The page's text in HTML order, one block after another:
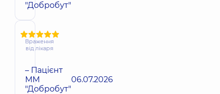
"Добробут"
Враження
від лікаря
– Пацієнт
ММ
"Добробут"
06.07.2026